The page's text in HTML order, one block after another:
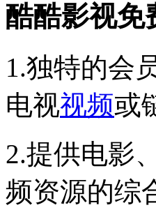
酷酷影视免
1.独特的会
电视视频或
2.提供电影
频资源的综